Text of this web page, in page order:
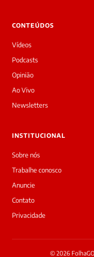
CONTEÚDOS
Vídeos
Podcasts
Opinião
Ao Vivo
Newsletters
INSTITUCIONAL
Sobre nós
Trabalhe conosco
Anuncie
Contato
Privacidade
© 2026